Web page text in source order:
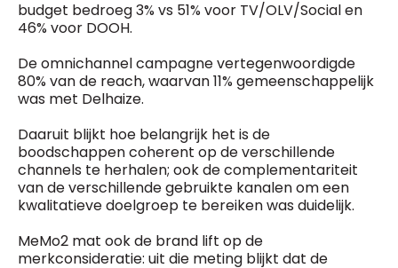
budget bedroeg 3% vs 51% voor TV/OLV/Social en
46% voor DOOH.
De omnichannel campagne vertegenwoordigde
80% van de reach, waarvan 11% gemeenschappelijk
was met Delhaize.
Daaruit blijkt hoe belangrijk het is de
boodschappen coherent op de verschillende
channels te herhalen; ook de complementariteit
van de verschillende gebruikte kanalen om een
kwalitatieve doelgroep te bereiken was duidelijk.
MeMo2 mat ook de brand lift op de
merkconsideratie: uit die meting blijkt dat de